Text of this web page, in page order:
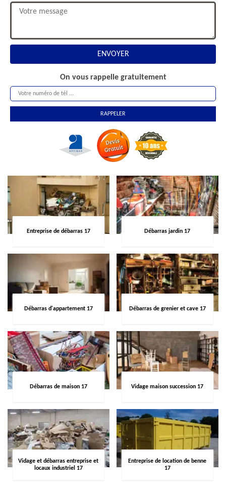
On vous rappelle gratuitement
Entreprise de débarras 17 Débarras jardin 17
Débarras d'appartement 17 Débarras de grenier et cave 17
Débarras de maison 17 Vidage maison succession 17
Vidage et débarras entreprise et
locaux industriel 17
Entreprise de location de benne
17